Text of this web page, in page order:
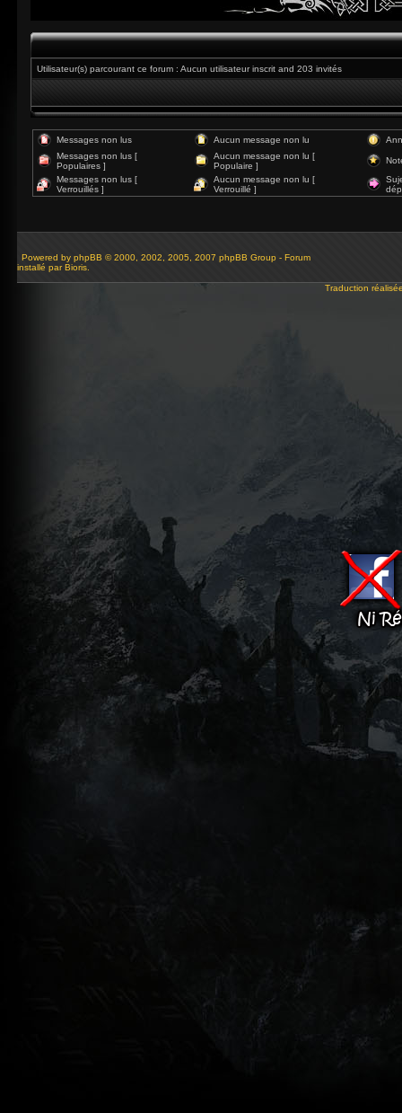
Utilisateur(s) parcourant ce forum : Aucun utilisateur inscrit and 203 invités
Messages non lus Aucun message non lu
Messages non lus [
Populaires ]
Aucun message non lu [
Populaire ]
Messages non lus [
Verrouillés ]
Aucun message non lu [
Verrouillé ]
Powered by phpBB © 2000, 2002, 2005, 2007 phpBB Group - Forum
installé par Bioris.
Traduction